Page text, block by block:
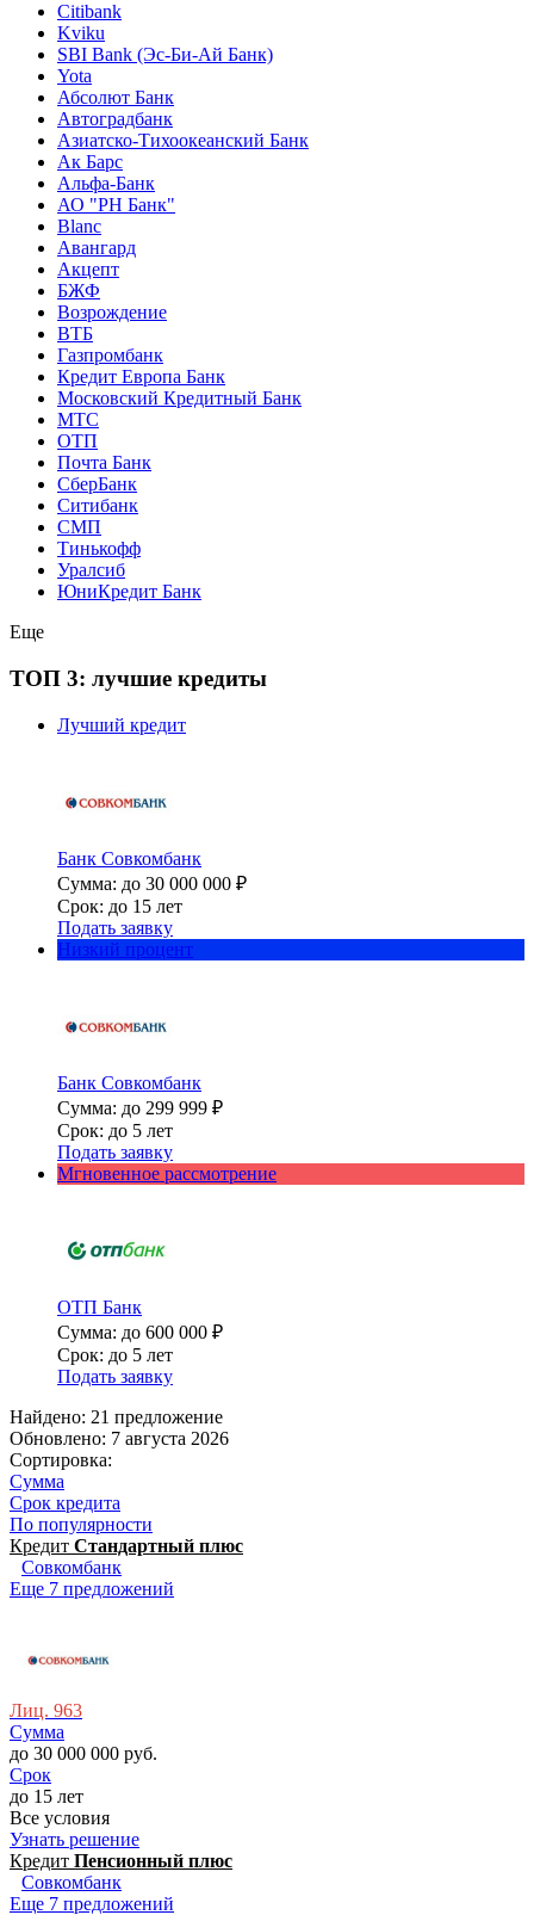
Citibank
Kviku
SBI Bank (Эс-Би-Ай Банк)
Yota
Абсолют Банк
Автоградбанк
Азиатско-Тихоокеанский Банк
Ак Барс
Альфа-Банк
АО "РН Банк"
Blanc
Авангард
Акцепт
БЖФ
Возрождение
ВТБ
Газпромбанк
Кредит Европа Банк
Московский Кредитный Банк
МТС
ОТП
Почта Банк
СберБанк
Ситибанк
СМП
Тинькофф
Уралсиб
ЮниКредит Банк
Еще
ТОП 3: лучшие кредиты
Лучший кредит
Банк Совкомбанк
Сумма: до 30 000 000 ₽
Срок: до 15 лет
Подать заявку
Низкий процент
Банк Совкомбанк
Сумма: до 299 999 ₽
Срок: до 5 лет
Подать заявку
Мгновенное рассмотрение
ОТП Банк
Сумма: до 600 000 ₽
Срок: до 5 лет
Подать заявку
Найдено: 21 предложение
Обновлено: 7 августа 2026
Сортировка:
Сумма
Срок кредита
По популярности
Кредит Стaндартный плюс
Совкомбанк
Еще 7 предложений
Лиц. 963
Сумма
до 30 000 000 руб.
Срок
до 15 лет
Все условия
Узнать решение
Кредит Пeнсионный плюс
Совкомбанк
Еще 7 предложений